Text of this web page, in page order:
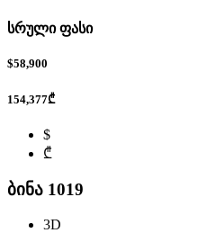
სრული ფასი
$58,900
154,377₾
$
₾
ბინა 1019
3D